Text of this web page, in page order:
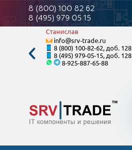
8 (800) 100 82 62
8 (495) 979 05 15
Станислав
info@srv-trade.ru
8 (800) 100-82-62, доб. 128
8 (495) 979-05-15, доб. 128
8-925-887-65-88